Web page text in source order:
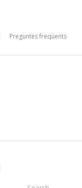
Preguntes freqüents